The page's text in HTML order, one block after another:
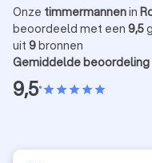
Onze timmermannenin
beoordeeld met een 9,5
uit 9bronnen
Gemiddelde beoordeling
9,5•starstarstarstarstar